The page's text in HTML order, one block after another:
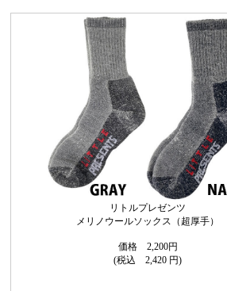
リトルプレゼンツ
メリノウールソックス（超厚手）
価格 2,200円
(税込 2,420 円)